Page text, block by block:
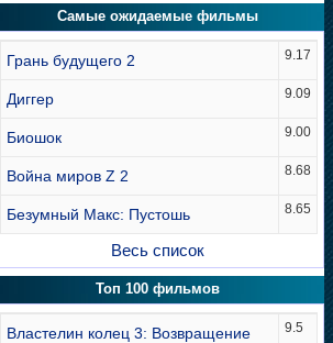
Самые ожидаемые фильмы
Грань будущего 2 9.17
Диггер 9.09
Биошок 9.00
Война миров Z 2 8.68
Безумный Макс: Пустошь 8.65
Весь список
Топ 100 фильмов
Властелин колец 3: Возвращение
9.5